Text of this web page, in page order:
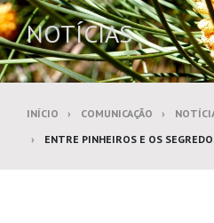
NOTÍCIAS
INÍCIO COMUNICAÇÃO
ENTRE PINHEIROS E OS